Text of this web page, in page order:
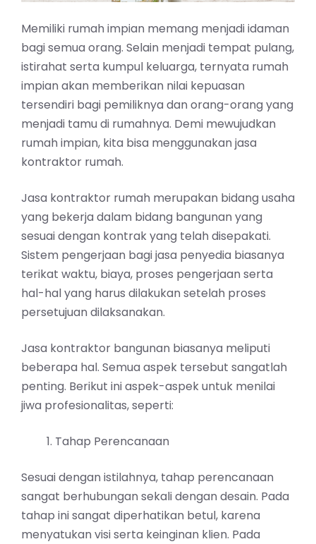
Memiliki rumah impian memang menjadi idaman
bagi semua orang. Selain menjadi tempat pulang,
istirahat serta kumpul keluarga, ternyata rumah
impian akan memberikan nilai kepuasan
tersendiri bagi pemiliknya dan orang-orang yang
menjadi tamu di rumahnya. Demi mewujudkan
rumah impian, kita bisa menggunakan jasa
kontraktor rumah.
Jasa kontraktor rumah merupakan bidang usaha
yang bekerja dalam bidang bangunan yang
sesuai dengan kontrak yang telah disepakati.
Sistem pengerjaan bagi jasa penyedia biasanya
terikat waktu, biaya, proses pengerjaan serta
hal-hal yang harus dilakukan setelah proses
persetujuan dilaksanakan.
Jasa kontraktor bangunan biasanya meliputi
beberapa hal. Semua aspek tersebut sangatlah
penting. Berikut ini aspek-aspek untuk menilai
jiwa profesionalitas, seperti:
Tahap Perencanaan
Sesuai dengan istilahnya, tahap perencanaan
sangat berhubungan sekali dengan desain. Pada
tahap ini sangat diperhatikan betul, karena
menyatukan visi serta keinginan klien. Pada